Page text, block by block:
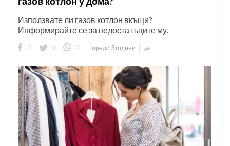
Използвате ли газов котлон вкъщи?
Информирайте се за недостатъците му.
0 0 0 преди 3 години 